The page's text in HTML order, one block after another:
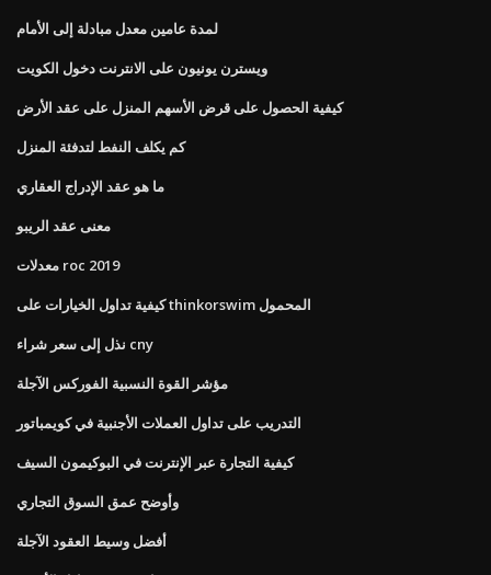
لمدة عامين معدل مبادلة إلى الأمام
ويسترن يونيون على الانترنت دخول الكويت
كيفية الحصول على قرض الأسهم المنزل على عقد الأرض
كم يكلف النفط لتدفئة المنزل
ما هو عقد الإدراج العقاري
معنى عقد الريبو
معدلات roc 2019
كيفية تداول الخيارات على thinkorswim المحمول
نذل إلى سعر شراء cny
مؤشر القوة النسبية الفوركس الآجلة
التدريب على تداول العملات الأجنبية في كويمباتور
كيفية التجارة عبر الإنترنت في البوكيمون السيف
وأوضح عمق السوق التجاري
أفضل وسيط العقود الآجلة